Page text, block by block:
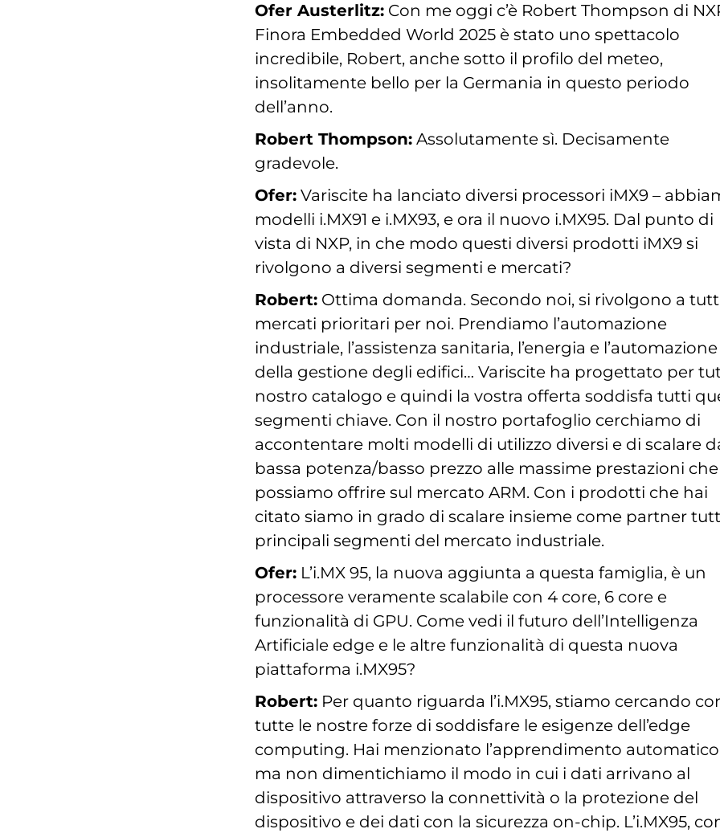
Ofer Austerlitz: Con me oggi c’è Robert Thompson di
Finora Embedded World 2025 è stato uno spettacolo
incredibile, Robert, anche sotto il profilo del meteo,
insolitamente bello per la Germania in questo periodo
dell’anno.
Robert Thompson: Assolutamente sì. Decisamente
gradevole.
Ofer: Variscite ha lanciato diversi processori iMX9 –
modelli i.MX91 e i.MX93, e ora il nuovo i.MX95. Dal punto di
vista di NXP, in che modo questi diversi prodotti iMX9 si
rivolgono a diversi segmenti e mercati?
Robert: Ottima domanda. Secondo noi, si rivolgono a
mercati prioritari per noi. Prendiamo l’automazione
industriale, l’assistenza sanitaria, l’energia e l’automazione
della gestione degli edifici… Variscite ha progettato per
nostro catalogo e quindi la vostra offerta soddisfa tutti
segmenti chiave. Con il nostro portafoglio cerchiamo di
accontentare molti modelli di utilizzo diversi e di scalare
bassa potenza/basso prezzo alle massime prestazioni che
possiamo offrire sul mercato ARM. Con i prodotti che hai
citato siamo in grado di scalare insieme come partner
principali segmenti del mercato industriale.
Ofer: L’i.MX 95, la nuova aggiunta a questa famiglia, è un
processore veramente scalabile con 4 core, 6 core e
funzionalità di GPU. Come vedi il futuro dell’Intelligenza
Artificiale edge e le altre funzionalità di questa nuova
piattaforma i.MX95?
Robert: Per quanto riguarda l’i.MX95, stiamo cercando
tutte le nostre forze di soddisfare le esigenze dell’edge
computing. Hai menzionato l’apprendimento
ma non dimentichiamo il modo in cui i dati arrivano al
dispositivo attraverso la connettività o la protezione del
dispositivo e dei dati con la sicurezza on-chip. L’i.MX95,